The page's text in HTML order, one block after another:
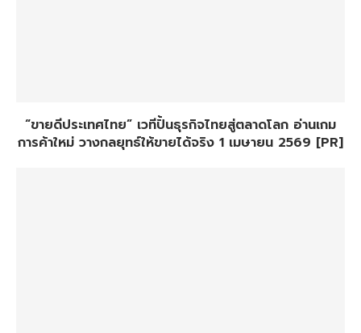
“ขายดีประเทศไทย” เวทีปั้นธุรกิจไทยสู่ตลาดโลก อ่านเกม
การค้าใหม่ วางกลยุทธ์ให้ขายได้จริง 1 เมษายน 2569 [PR]